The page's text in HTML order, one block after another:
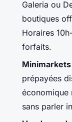
Galeria ou
boutiques
Horaires
forfaits.
prépayées
économique
sans parler